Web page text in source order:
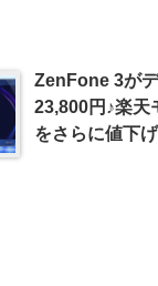
ZenFone 3が
23,800円♪楽天
をさらに値下